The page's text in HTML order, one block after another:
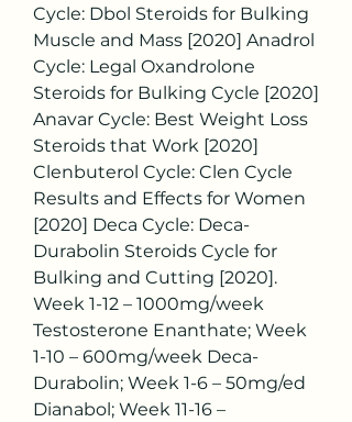
Cycle: Dbol Steroids for Bulking
Muscle and Mass [2020] Anadrol
Cycle: Legal Oxandrolone
Steroids for Bulking Cycle [2020]
Anavar Cycle: Best Weight Loss
Steroids that Work [2020]
Clenbuterol Cycle: Clen Cycle
Results and Effects for Women
[2020] Deca Cycle: Deca-
Durabolin Steroids Cycle for
Bulking and Cutting [2020].
Week 1-12 – 1000mg/week
Testosterone Enanthate; Week
1-10 – 600mg/week Deca-
Durabolin; Week 1-6 – 50mg/ed
Dianabol; Week 11-16 –